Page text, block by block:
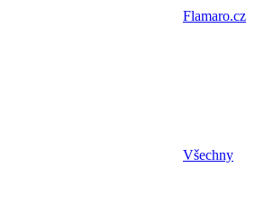
Flamaro.cz
Všechny